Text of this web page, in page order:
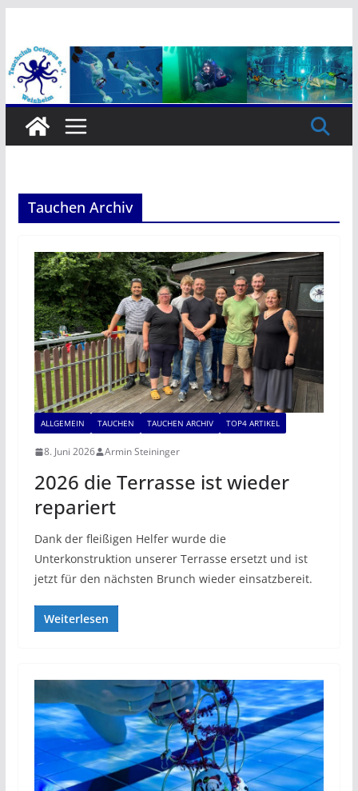
springen
Tauchen Archiv
ALLGEMEIN TAUCHEN TAUCHEN ARCHIV TOP4 ARTIKEL
8. Juni 2026 Armin Steininger
2026 die Terrasse ist wieder
repariert
Dank der fleißigen Helfer wurde die
Unterkonstruktion unserer Terrasse ersetzt und ist
jetzt für den nächsten Brunch wieder einsatzbereit.
Weiterlesen